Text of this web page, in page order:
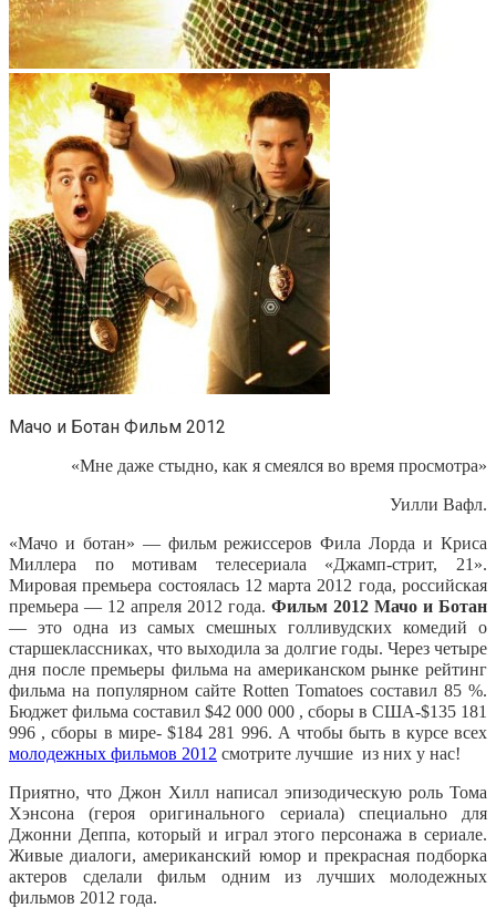
Мачо и Ботан Фильм 2012
«Мне даже стыдно, как я смеялся во время просмотра»
Уилли Вафл.
«Мачо и ботан» — фильм режиссеров Фила Лорда и Криса
Миллера по мотивам телесериала «Джамп-стрит, 21».
Мировая премьера состоялась 12 марта 2012 года, российская
премьера — 12 апреля 2012 года. Фильм 2012 Мачо и Ботан
— это одна из самых смешных голливудских комедий о
старшеклассниках, что выходила за долгие годы. Через четыре
дня после премьеры фильма на американском рынке рейтинг
фильма на популярном сайте Rotten Tomatoes составил 85 %.
Бюджет фильма составил $42 000 000 , сборы в США-$135 181
996 , сборы в мире- $184 281 996. А чтобы быть в курсе всех
молодежных фильмов 2012 смотрите лучшие из них у нас!
Приятно, что Джон Хилл написал эпизодическую роль Тома
Хэнсона (героя оригинального сериала) специально для
Джонни Деппа, который и играл этого персонажа в сериале.
Живые диалоги, американский юмор и прекрасная подборка
актеров сделали фильм одним из лучших молодежных
фильмов 2012 года.